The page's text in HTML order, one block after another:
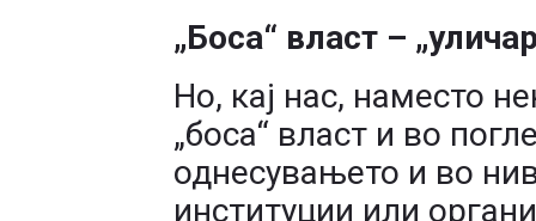
„Боса“ власт –
Но, кај нас, наместо
„боса“ власт и во
однесувањето и во
институции или